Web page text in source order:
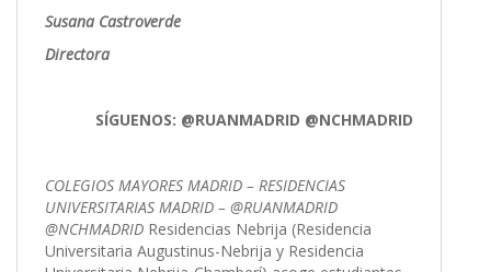
Susana Castroverde
Directora
SÍGUENOS: @RUANMADRID @NCHMADRID
COLEGIOS MAYORES MADRID – RESIDENCIAS
UNIVERSITARIAS MADRID – @RUANMADRID
@NCHMADRID Residencias Nebrija (Residencia
Universitaria Augustinus-Nebrija y Residencia